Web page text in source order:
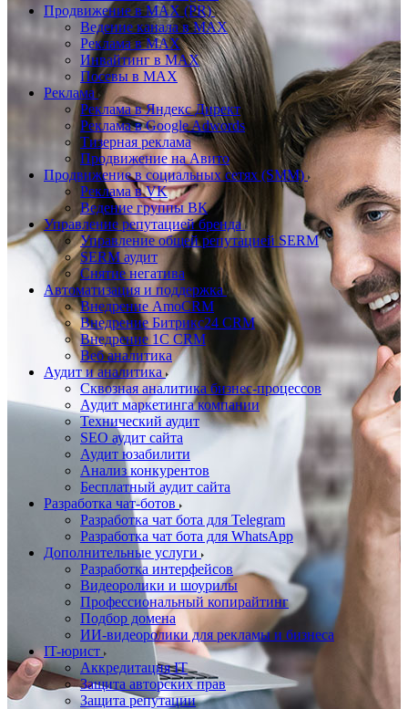
Продвижение в MAX (PR)
Ведение канала в MAX
Реклама в MAX
Инвайтинг в MAX
Посевы в MAX
Реклама
Реклама в Яндекс Директ
Реклама в Google Adwords
Тизерная реклама
Продвижение на Авито
Продвижение в социальных сетях (SMM)
Реклама в VK
Ведение группы ВК
Управление репутацией бренда
Управление общей репутацией SERM
SERM аудит
Снятие негатива
Автоматизация и поддержка
Внедрение AmoCRM
Внедрение Битрикс24 CRM
Внедрение 1C CRM
Веб аналитика
Аудит и аналитика
Сквозная аналитика бизнес-процессов
Аудит маркетинга компании
Технический аудит
SEO аудит сайта
Аудит юзабилити
Анализ конкурентов
Бесплатный аудит сайта
Разработка чат-ботов
Разработка чат бота для Telegram
Разработка чат бота для WhatsApp
Дополнительные услуги
Разработка интерфейсов
Видеоролики и шоурилы
Профессиональный копирайтинг
Подбор домена
ИИ-видеоролики для рекламы и бизнеса
IT-юрист
Аккредитация IT
Защита авторских прав
Защита репутации